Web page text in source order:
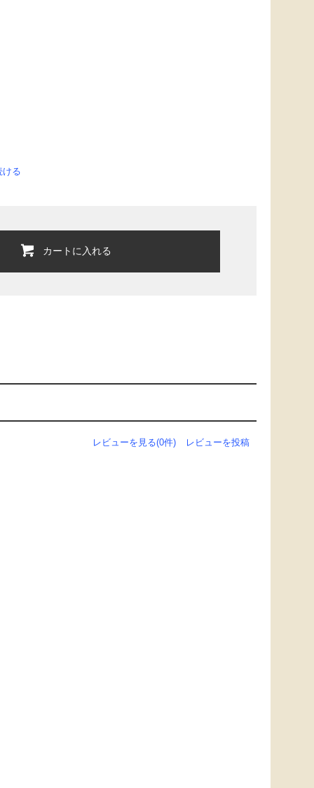
ける
カートに入れる
レビューを見る(0件) レビューを投稿